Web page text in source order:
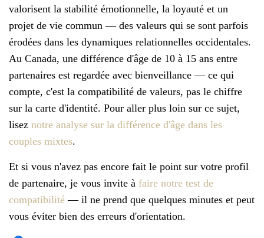
valorisent la stabilité émotionnelle, la loyauté et un
projet de vie commun — des valeurs qui se sont parfois
érodées dans les dynamiques relationnelles occidentales.
Au Canada, une différence d'âge de 10 à 15 ans entre
partenaires est regardée avec bienveillance — ce qui
compte, c'est la compatibilité de valeurs, pas le chiffre
sur la carte d'identité. Pour aller plus loin sur ce sujet,
lisez notre analyse sur la différence d'âge dans les
couples mixtes.
Et si vous n'avez pas encore fait le point sur votre profil
de partenaire, je vous invite à faire notre test de
compatibilité — il ne prend que quelques minutes et peut
vous éviter bien des erreurs d'orientation.